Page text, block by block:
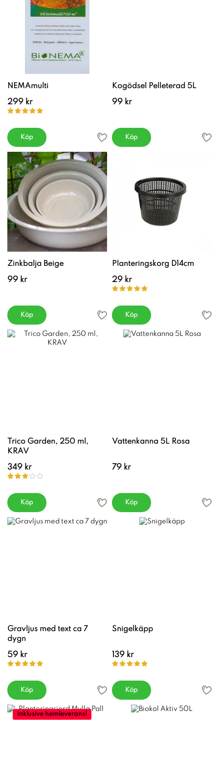
NEMAmulti
299 kr
Köp
Kogödsel Pelleterad 5L
99 kr
Köp
Zinkbalja Beige
99 kr
Köp
Planteringskorg D14cm
29 kr
Köp
Trico Garden, 250 ml,
KRAV
349 kr
Köp
Vattenkanna 5L Rosa
79 kr
Köp
Gravljus med text ca 7
dygn
59 kr
Köp
Snigelkäpp
139 kr
Köp
Inklusive hemleverans!